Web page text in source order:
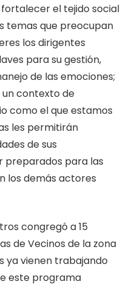
el tejido social
temas que preocupan
los dirigentes
para su gestión,
de las emociones;
contexto de
como el que estamos
les permitirán
de sus
preparados para las
los demás actores
congregó a 15
de Vecinos de la zona
ya vienen trabajando
este programa